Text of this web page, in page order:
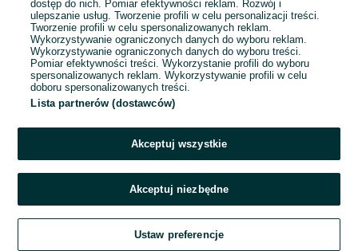
Zadzwoń / SMS
dostęp do nich. Pomiar efektywności reklam. Rozwój i
ulepszanie usług. Tworzenie profili w celu personalizacji treści.
Tworzenie profili w celu spersonalizowanych reklam.
Wykorzystywanie ograniczonych danych do wyboru reklam.
Wykorzystywanie ograniczonych danych do wyboru treści.
Pomiar efektywności treści. Wykorzystanie profili do wyboru
spersonalizowanych reklam. Wykorzystywanie profili w celu
doboru spersonalizowanych treści.
Lista partnerów (dostawców)
Akceptuj wszystkie
Akceptuj niezbędne
Ustaw preferencje